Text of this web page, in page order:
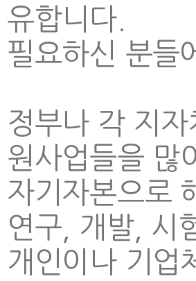
유합니다.
필요하신 분들
정부나 각 지
원사업들을 많
자기자본으로
연구, 개발, 시
개인이나 기업